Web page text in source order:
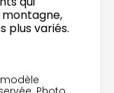
plus variés.